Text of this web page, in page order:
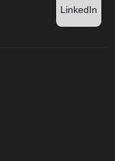
LinkedIn